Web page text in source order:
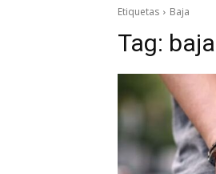
Etiquetas Baja
Tag: baja